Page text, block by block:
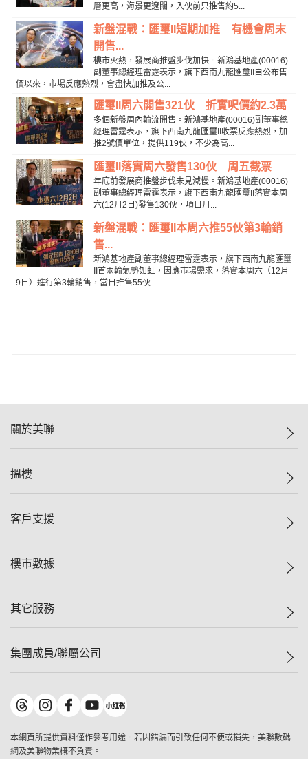
層更高，海景更遼闊，入伙前只推售約5...
新盤混戰：匯璽II短期加推 有機會周末
開售...
樓市火熱，發展商推盤步伐加快。新鴻基地產(00016)
副董事總經理雷霆表示，旗下西南九龍匯璽II自公布售
價以來，市場反應熱烈，會盡快加推及公...
匯璽II周六開售321伙 折實呎價約2.3萬
多個新盤周內輪流開售。新鴻基地產(00016)副董事總
經理雷霆表示，旗下西南九龍匯璽II收票反應熱烈，加
推2號價單位，提供119伙，不少為高...
匯璽II落實周六發售130伙 周五截票
年底前發展商推盤步伐未見減慢。新鴻基地產(00016)
副董事總經理雷霆表示，旗下西南九龍匯璽II落實本周
六(12月2日)發售130伙，項目月...
新盤混戰：匯璽II本周六推55伙第3輪銷
售...
新鴻基地產副董事總經理雷霆表示，旗下西南九龍匯璽
II首兩輪氣勢如虹，因應市場需求，落實本周六（12月
9日）進行第3輪銷售，當日推售55伙.....
關於美聯
美聯集團
人才招募
搵樓
一手新盤
減價
美聯豪宅
獨家樓盤
租盤
客戶支援
自助放盤
查詢熱線
按揭計算機
負擔能力計算機
轉按計算機
繳款方式
樓市數據
樓價指數
歷史成交
屋苑成交排行榜
地區百科
其它服務
屋苑專頁
美聯精英會
美善會
集團成員/聯屬公司
美聯物業
鋑聯控股*
美聯工商舖*
美聯中國
本網頁所提供資料僅作參考用途。若因錯漏而引致任何不便或損失，美聯數碼
網及美聯物業概不負責。